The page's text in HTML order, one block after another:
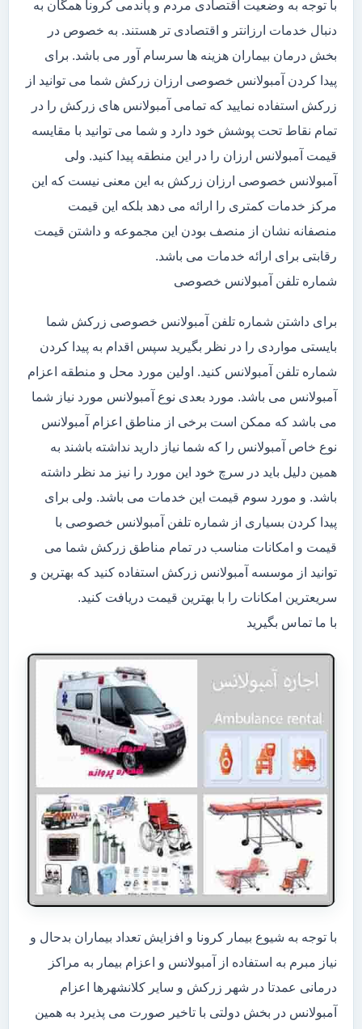
با توجه به وضعیت اقتصادی مردم و پاندمی کرونا همگان به
دنبال خدمات ارزانتر و اقتصادی تر هستند. به خصوص در
بخش درمان بیماران هزینه ها سرسام آور می باشد. برای
پیدا کردن آمبولانس خصوصی ارزان زرکش شما می توانید از
زرکش استفاده نمایید که تمامی آمبولانس های زرکش را در
تمام نقاط تحت پوشش خود دارد و شما می توانید با مقایسه
قیمت آمبولانس ارزان را در این منطقه پیدا کنید. ولی
آمبولانس خصوصی ارزان زرکش به این معنی نیست که این
مرکز خدمات کمتری را ارائه می دهد بلکه این قیمت
منصفانه نشان از منصف بودن این مجموعه و داشتن قیمت
رقابتی برای ارائه خدمات می باشد.
شماره تلفن آمبولانس خصوصی
برای داشتن شماره تلفن آمبولانس خصوصی زرکش شما
بایستی مواردی را در نظر بگیرید سپس اقدام به پیدا کردن
شماره تلفن آمبولانس کنید. اولین مورد محل و منطقه اعزام
آمبولانس می باشد. مورد بعدی نوع آمبولانس مورد نیاز شما
می باشد که ممکن است برخی از مناطق اعزام آمبولانس
نوع خاص آمبولانس را که شما نیاز دارید نداشته باشند به
همین دلیل باید در سرچ خود این مورد را نیز مد نظر داشته
باشد. و مورد سوم قیمت این خدمات می باشد. ولی برای
پیدا کردن بسیاری از شماره تلفن آمبولانس خصوصی با
قیمت و امکانات مناسب در تمام مناطق زرکش شما می
توانید از موسسه آمبولانس زرکش استفاده کنید که بهترین و
سریعترین امکانات را با بهترین قیمت دریافت کنید.
با ما تماس بگیرید
با توجه به شیوع بیمار کرونا و افزایش تعداد بیماران بدحال و
نیاز مبرم به استفاده از آمبولانس و اعزام بیمار به مراکز
درمانی عمدتا در شهر زرکش و سایر کلانشهرها اعزام
آمبولانس در بخش دولتی با تاخیر صورت می پذیرد به همین